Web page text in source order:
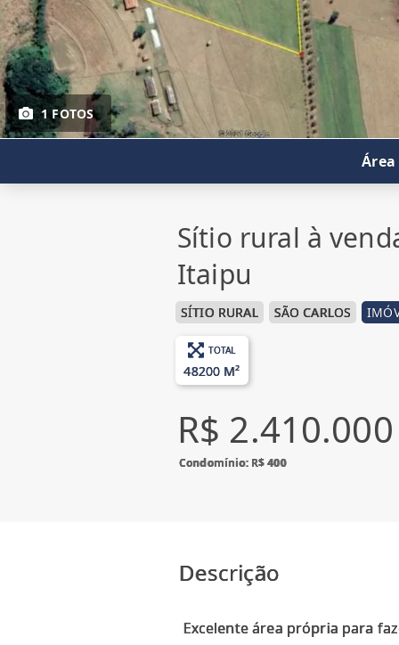
1 FOTOS
Área
Sítio rural à
Itaipu
SÍTIO RURAL SÃO CARLOS
TOTAL
48200 M²
R$ 2.410.000
Condomínio: R$ 400
Descrição
Excelente área própria para